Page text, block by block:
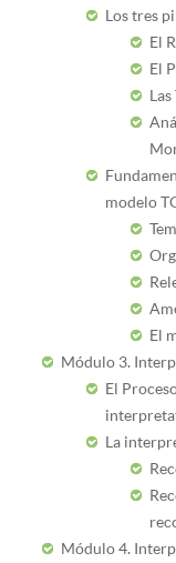
Los tres
El
El
modelo
El
Módulo 3.
El
La
Módulo4.